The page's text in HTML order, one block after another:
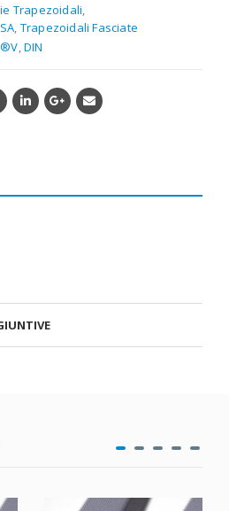
Trapezoidali
Trapezoidali Fasciate
,DIN